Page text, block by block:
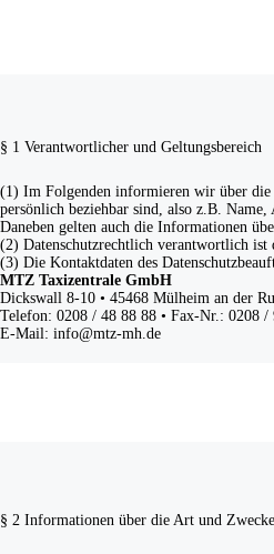
§ 1 Verantwortlicher und Geltungsbereich
(1) Im Folgenden informieren wir über die
persönlich beziehbar sind, also z.B.
Daneben gelten auch die Informationen
(2) Datenschutzrechtlich verantwortlich ist
(3) Die Kontaktdaten des
MTZ Taxizentrale GmbH
Dickswall 8-10 • 45468 Mülheim an der
Telefon: 0208 / 48 88 88 • Fax-Nr.: 0208 /
E-Mail: info@mtz-mh.de
§ 2 Informationen über die Art und